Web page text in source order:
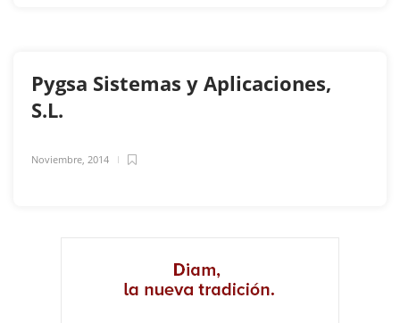
Pygsa Sistemas y Aplicaciones,
S.L.
Noviembre, 2014